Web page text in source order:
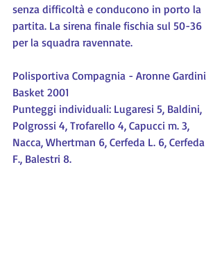
senza difficoltà e conducono in porto la
partita. La sirena finale fischia sul 50-36
per la squadra ravennate.
Polisportiva Compagnia - Aronne Gardini
Basket 2001
Punteggi individuali: Lugaresi 5, Baldini,
Polgrossi 4, Trofarello 4, Capucci m. 3,
Nacca, Whertman 6, Cerfeda L. 6, Cerfeda
F., Balestri 8.